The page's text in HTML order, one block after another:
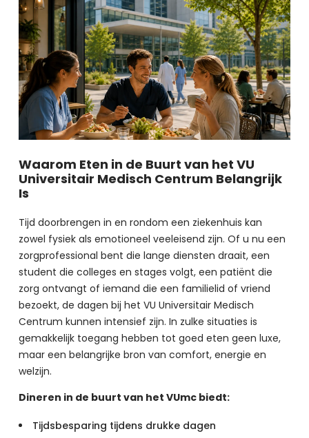
Waarom Eten in de Buurt van het VU
Universitair Medisch Centrum Belangrijk
Is
Tijd doorbrengen in en rondom een ziekenhuis kan
zowel fysiek als emotioneel veeleisend zijn. Of u nu een
zorgprofessional bent die lange diensten draait, een
student die colleges en stages volgt, een patiënt die
zorg ontvangt of iemand die een familielid of vriend
bezoekt, de dagen bij het VU Universitair Medisch
Centrum kunnen intensief zijn. In zulke situaties is
gemakkelijk toegang hebben tot goed eten geen luxe,
maar een belangrijke bron van comfort, energie en
welzijn.
Dineren in de buurt van het VUmc biedt:
Tijdsbesparing tijdens drukke dagen